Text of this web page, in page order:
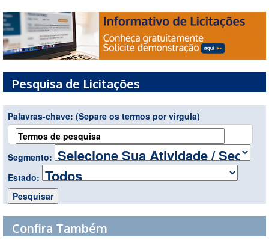
Pesquisa de Licitações
Palavras-chave: (Separe os termos por virgula)
Segmento:
Estado:
Confira Também